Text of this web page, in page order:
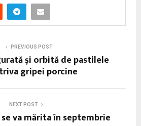
PREVIOUS POST
şi orbită de pastilele
gripei porcine
NEXT POST
va mărita în septembrie